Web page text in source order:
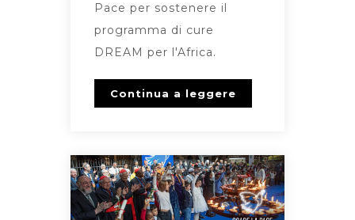
Pace per sostenere il
programma di cure
DREAM per l'Africa.
Continua a leggere